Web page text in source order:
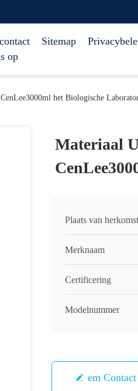
op
Sitemap
het Biologische
Materiaal
Plaats van herkomst
Merknaam
Certificering
Modelnummer
Neem Contact